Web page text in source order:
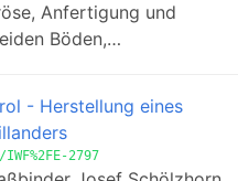
Anfertigung und
Böden,…
- Herstellung eines
2797